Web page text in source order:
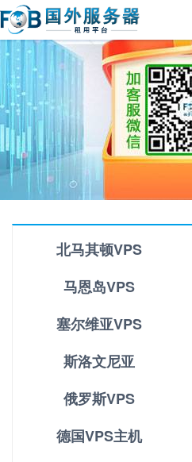
北马其顿VPS
马恩岛VPS
塞尔维亚VPS
斯洛文尼亚
俄罗斯VPS
德国VPS主机